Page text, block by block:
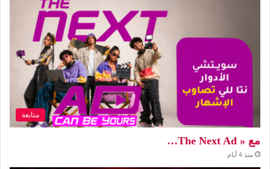
متابعة
مع « The Next Ad…
منذ 4 أيام